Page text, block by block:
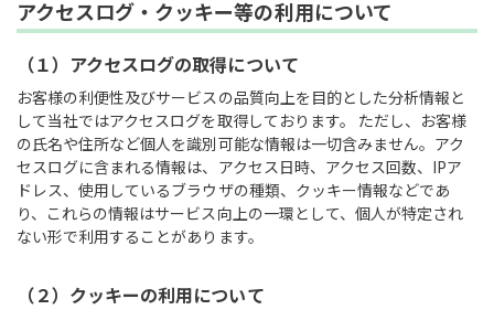
アクセスログ・クッキー等の利用について
（１）アクセスログの取得について
お客様の利便性及びサービスの品質向上を目的とした分析情報と
して当社ではアクセスログを取得しております。 ただし、お客様
の氏名や住所など個人を識別可能な情報は一切含みません。アク
セスログに含まれる情報は、アクセス日時、アクセス回数、IPア
ドレス、使用しているブラウザの種類、クッキー情報などであ
り、これらの情報はサービス向上の一環として、個人が特定され
ない形で利用することがあります。
（２）クッキーの利用について